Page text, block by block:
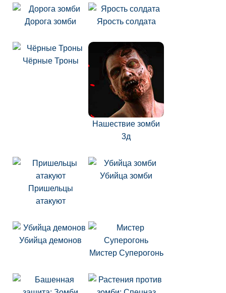
Дорога зомби Ярость солдата
Чёрные Троны
Нашествие зомби
3д
Пришельцы
атакуют
Убийца зомби
Убийца демонов
Мистер Суперогонь